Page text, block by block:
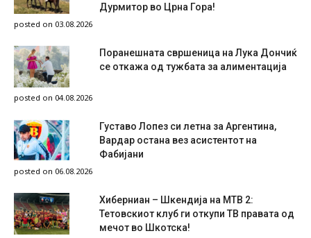
Дурмитор во Црна Гора!
posted on 03.08.2026
Поранешната свршеница на Лука Дончиќ
се откажа од тужбата за алиментација
posted on 04.08.2026
Густаво Лопез си летна за Аргентина,
Вардар остана вез асистентот на
Фабијани
posted on 06.08.2026
Хиберниан – Шкендија на МТВ 2:
Тетовскиот клуб ги откупи ТВ правата од
мечот во Шкотска!